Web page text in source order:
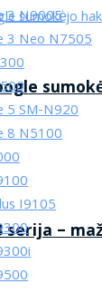
serija –
3 N9005
3 Neo N7505
5 SM-N920
8 N5100
I9105